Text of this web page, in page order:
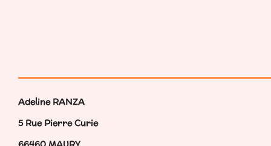
Adeline RANZA
5 Rue Pierre Curie